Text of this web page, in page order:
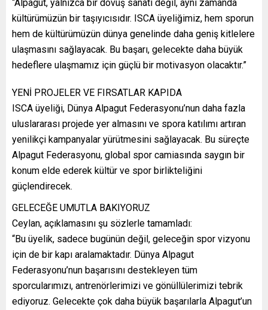
“Alpagut, yalnızca bir dövüş sanatı değil, aynı zamanda
kültürümüzün bir taşıyıcısıdır. ISCA üyeliğimiz, hem sporun
hem de kültürümüzün dünya genelinde daha geniş kitlelere
ulaşmasını sağlayacak. Bu başarı, gelecekte daha büyük
hedeflere ulaşmamız için güçlü bir motivasyon olacaktır.”
YENİ PROJELER VE FIRSATLAR KAPIDA
ISCA üyeliği, Dünya Alpagut Federasyonu’nun daha fazla
uluslararası projede yer almasını ve spora katılımı artıran
yenilikçi kampanyalar yürütmesini sağlayacak. Bu süreçte
Alpagut Federasyonu, global spor camiasında saygın bir
konum elde ederek kültür ve spor birlikteliğini
güçlendirecek.
GELECEĞE UMUTLA BAKIYORUZ
Ceylan, açıklamasını şu sözlerle tamamladı:
“Bu üyelik, sadece bugünün değil, geleceğin spor vizyonu
için de bir kapı aralamaktadır. Dünya Alpagut
Federasyonu’nun başarısını destekleyen tüm
sporcularımızı, antrenörlerimizi ve gönüllülerimizi tebrik
ediyoruz. Gelecekte çok daha büyük başarılarla Alpagut’un